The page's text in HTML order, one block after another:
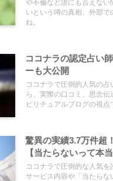
や不倫など誰にも言えな
いという噂の真相、外部
ね。
ココナラの認定占い
ーも大公開
ココナラで圧倒的人気の
ら、実際の口コミ、思念
ピリチュアルブログの視
驚異の実績3.7万件超
【当たらないって本
ココナラで圧倒的な人気
サービス内容や「当たら